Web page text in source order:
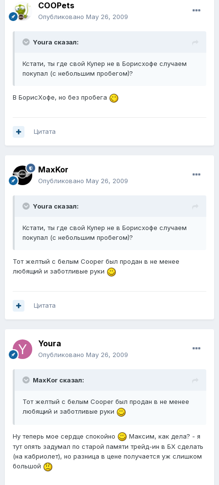
COOPets
Опубликовано May 26, 2009
Youra сказал:
Кстати, ты где свой Купер не в Борисхофе случаем
покупал (с небольшим пробегом)?
В БорисХофе, но без пробега
Цитата
MaxKor
Опубликовано May 26, 2009
Youra сказал:
Кстати, ты где свой Купер не в Борисхофе случаем
покупал (с небольшим пробегом)?
Тот желтый с белым Cooper был продан в не менее
любящий и заботливые руки
Цитата
Youra
Опубликовано May 26, 2009
MaxKor сказал:
Тот желтый с белым Cooper был продан в не менее
любящий и заботливые руки
Ну теперь мое сердце спокойно
Максим, как дела? - я
тут опять задумал по старой памяти трейд-ин в БХ сделать
(на кабриолет), но разница в цене получается уж слишком
большой